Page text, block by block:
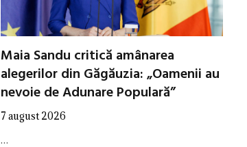
Maia Sandu critică amânarea
alegerilor din Găgăuzia: „Oamenii au
nevoie de Adunare Populară”
7 august 2026
…